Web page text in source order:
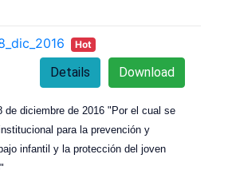
Hot
Download
Details
de diciembre de 2016 "Por el cual se
para la prevención y
infantil y la protección del joven